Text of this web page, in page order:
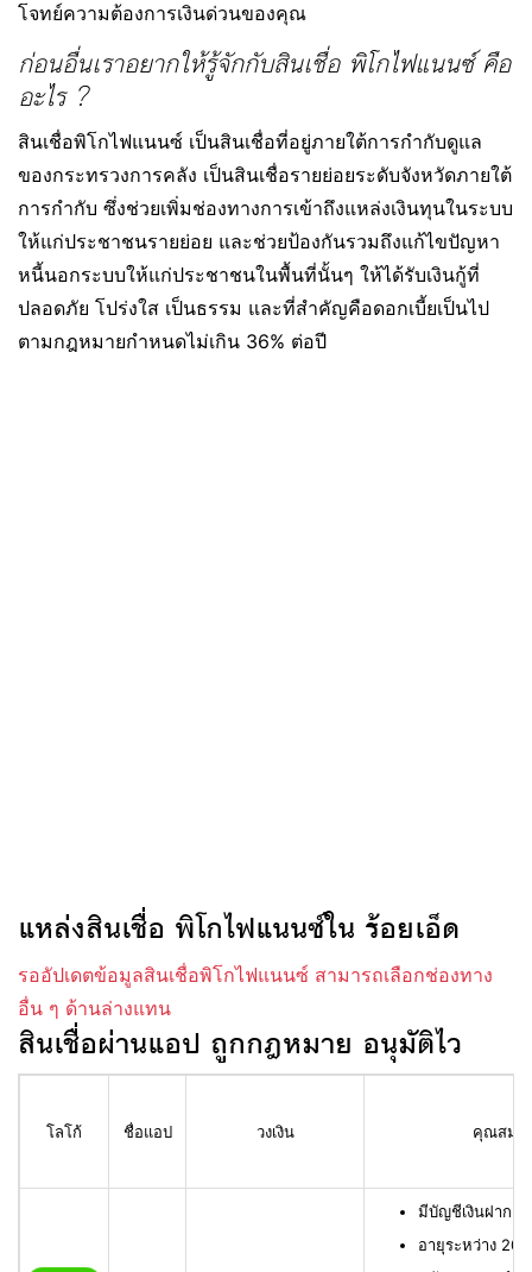
โจทย์ความต้องการเงินด่วนของคุณ
ก่อนอื่นเราอยากให้รู้จักกับสินเชื่อ พิโกไฟแนนซ์ คือ
อะไร ?
สินเชื่อพิโกไฟแนนซ์ เป็นสินเชื่อที่อยู่ภายใต้การกำกับดูแล
ของกระทรวงการคลัง เป็นสินเชื่อรายย่อยระดับจังหวัดภายใต้
การกำกับ ซึ่งช่วยเพิ่มช่องทางการเข้าถึงแหล่งเงินทุนในระบบ
ให้แก่ประชาชนรายย่อย และช่วยป้องกันรวมถึงแก้ไขปัญหา
หนี้นอกระบบให้แก่ประชาชนในพื้นที่นั้นๆ ให้ได้รับเงินกู้ที่
ปลอดภัย โปร่งใส เป็นธรรม และที่สำคัญคือดอกเบี้ยเป็นไป
ตามกฎหมายกำหนดไม่เกิน 36% ต่อปี
แหล่งสินเชื่อ พิโกไฟแนนซ์ใน ร้อยเอ็ด
รออัปเดตข้อมูลสินเชื่อพิโกไฟแนนซ์ สามารถเลือกช่องทาง
อื่น ๆ ด้านล่างแทน
สินเชื่อผ่านแอป ถูกกฎหมาย อนุมัติไว
โลโก้ ชื่อแอป วงเงิน คุณสมบั
มีบัญชีเงินฝาก
อายุระหว่าง 20